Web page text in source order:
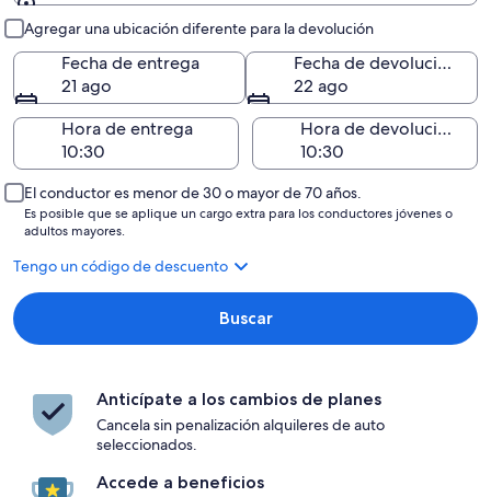
Agregar una ubicación diferente para la devolución
Fecha de entrega
21 ago
Fecha de devolución
22 ago
Hora de entrega
Hora de devolución
El conductor es menor de 30 o mayor de 70 años.
Es posible que se aplique un cargo extra para los conductores jóvenes o
adultos mayores.
Tengo un código de descuento
Buscar
Anticípate a los cambios de planes
Cancela sin penalización alquileres de auto
seleccionados.
Accede a beneficios